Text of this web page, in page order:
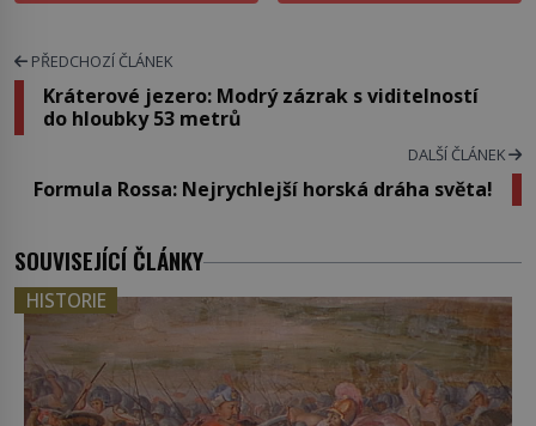
PŘEDCHOZÍ ČLÁNEK
Kráterové jezero: Modrý zázrak s viditelností
do hloubky 53 metrů
DALŠÍ ČLÁNEK
Formula Rossa: Nejrychlejší horská dráha světa!
SOUVISEJÍCÍ ČLÁNKY
HISTORIE